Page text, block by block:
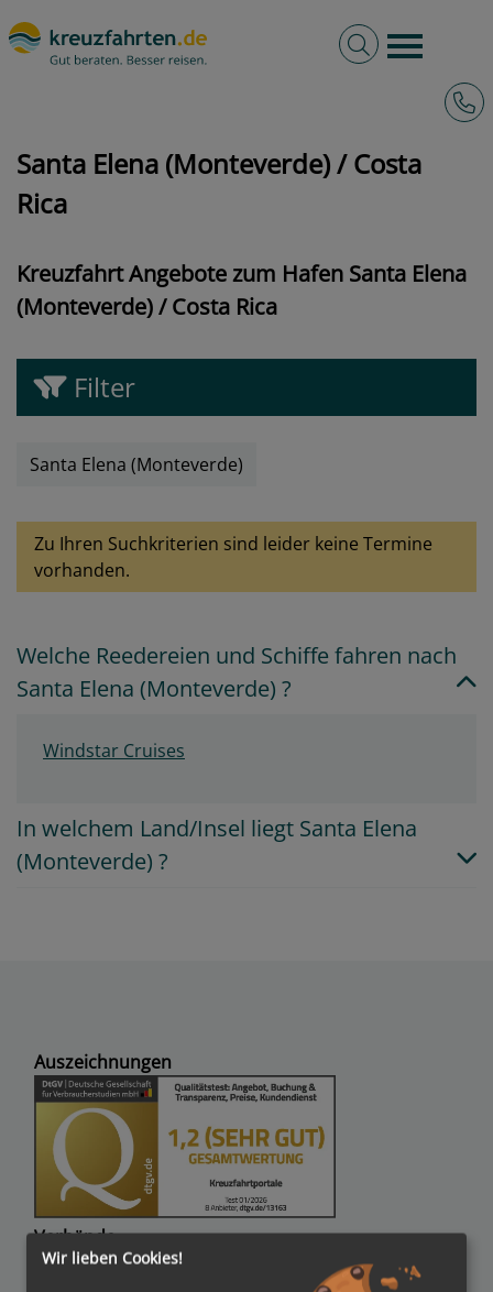
Burger
Volltextsuche
Santa Elena (Monteverde) / Costa
Rica
Kreuzfahrt Angebote zum Hafen Santa Elena
(Monteverde) / Costa Rica
Filter
Santa Elena (Monteverde)
Zu Ihren Suchkriterien sind leider keine Termine
vorhanden.
Welche Reedereien und Schiffe fahren nach
Santa Elena (Monteverde) ?
Windstar Cruises
In welchem Land/Insel liegt Santa Elena
(Monteverde) ?
Auszeichnungen
Verbände
Wir lieben Cookies!